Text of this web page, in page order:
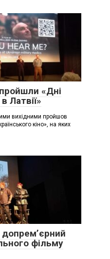
«Дні
Латвії»
вихідними пройшов
кіно», на яких
фільму